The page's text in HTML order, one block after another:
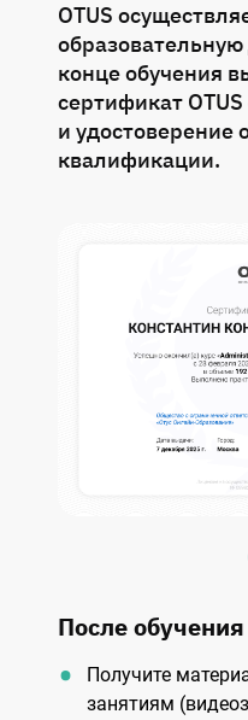
свершение новых
OTUS
конце обучения
сертификат
и
квалификации.
После
Получите
занятиям